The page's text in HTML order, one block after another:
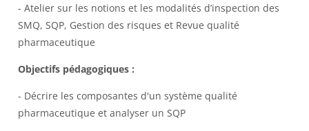
- Atelier sur les notions et les modalités d’inspection des
SMQ, SQP, Gestion des risques et Revue qualité
pharmaceutique
Objectifs pédagogiques :
- Décrire les composantes d'un système qualité
pharmaceutique et analyser un SQP